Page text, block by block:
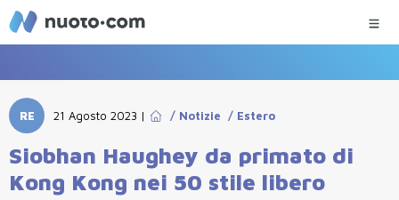
RE 21 Agosto 2023 | / Notizie / Estero
Siobhan Haughey da primato di
Kong Kong nei 50 stile libero